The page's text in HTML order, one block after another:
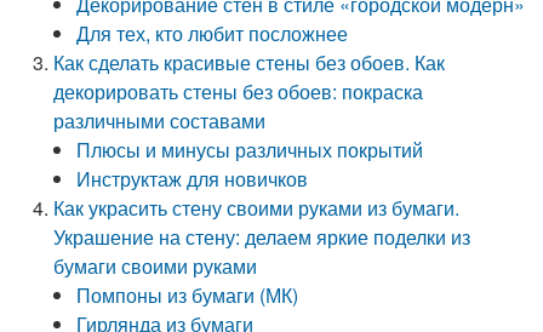
Для тех, кто любит посложнее
Как сделать красивые стены без обоев. Как
декорировать стены без обоев: покраска
различными составами
Плюсы и минусы различных покрытий
Инструктаж для новичков
Как украсить стену своими руками из бумаги.
Украшение на стену: делаем яркие поделки из
бумаги своими руками
Помпоны из бумаги (МК)
Гирлянда из бумаги